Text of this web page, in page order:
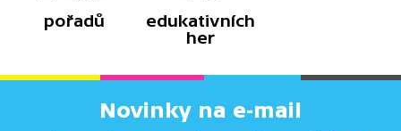
pořadů
edukativních
her
Novinky na e-mail